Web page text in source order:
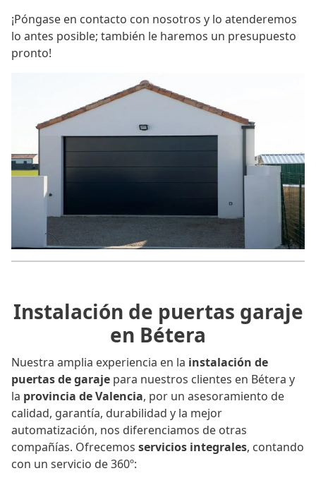
¡Póngase en contacto con nosotros y lo atenderemos
lo antes posible; también le haremos un presupuesto
pronto!
Instalación de puertas garaje
en Bétera
Nuestra amplia experiencia en la instalación de
puertas de garaje para nuestros clientes en Bétera y
la provincia de Valencia, por un asesoramiento de
calidad, garantía, durabilidad y la mejor
automatización, nos diferenciamos de otras
compañías. Ofrecemos servicios integrales, contando
con un servicio de 360º: